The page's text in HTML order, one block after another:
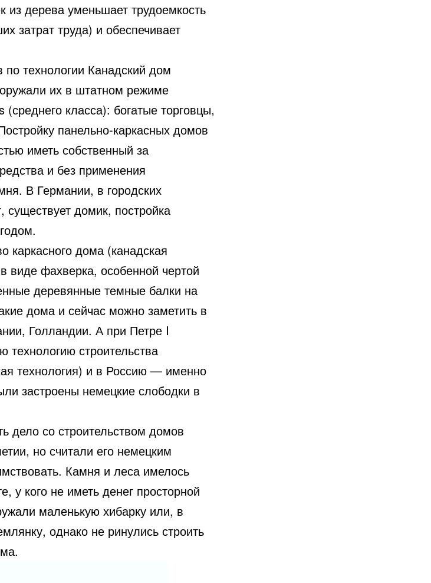
из дерева уменьшает трудоемкость
затрат труда) и обеспечивает
технологии Канадский дом
их в штатном режиме
(среднего класса): богатые торговцы,
панельно-каркасных домов
иметь собственный за
и без применения
В Германии, в городских
существует домик, постройка
каркасного дома (канадская
виде фахверка, особенной чертой
деревянные темные балки на
дома и сейчас можно заметить в
Голландии. А при Петре I
технологию строительства
технология) и в Россию — именно
застроены немецкие слободки в
дело со строительством домов
но считали его немецким
Камня и леса имелось
у кого не иметь денег просторной
маленькую хибарку или, в
однако не ринулись строить